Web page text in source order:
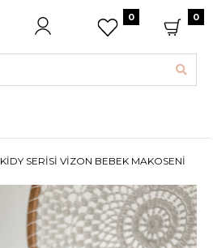
0 0
KIDY SERISI VIZON BEBEK MAKOSENI